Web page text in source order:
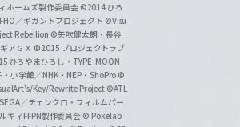
ホームズ製作委員会 ©2014 ひろ
／ギガントプロジェクト ©Visu
Rebellion ©矢吹健太朗・長谷
アＧＸ ©2015 プロジェクトラブ
ひろやまひろし・TYPE-MOON
小学館／NHK・NEP・ShoPro ©
Key/Rewrite Project ©ATL
／チェンクロ・フィルムパー
キィFFPN製作委員会 © Pokelab